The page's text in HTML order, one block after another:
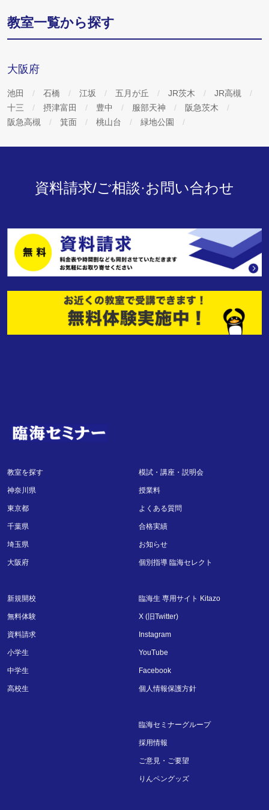
教室一覧から探す
大阪府
池田 石橋 江坂 五月が丘 JR茨木
JR高槻
十三
摂津富田 豊中 服部天神
阪急茨木
阪急高槻
箕面 桃山台 緑地公園
資料請求/ご相談·お問い合わせ
教室を探す
神奈川県
東京都
千葉県
埼玉県
大阪府
新規開校
無料体験
資料請求
小学生
中学生
高校生
模試・講座・説明会
授業料
よくある質問
合格実績
お知らせ
個別指導 臨海セレクト
臨海生 専用サイト Kitazo
X (旧Twitter)
Instagram
YouTube
Facebook
個人情報保護方針
臨海セミナーグループ
採用情報
ご意見・ご要望
りんペングッズ